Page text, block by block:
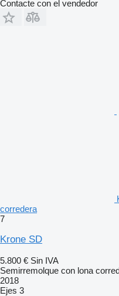
Contacte con el vendedor
corredera
7
Krone SD
5.800 € Sin IVA
Semirremolque con lona
2018
Ejes 3